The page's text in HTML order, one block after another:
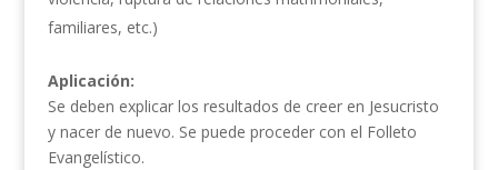
familiares, etc.)
Aplicación:
Se deben explicar los resultados de creer en Jesucristo
y nacer de nuevo. Se puede proceder con el Folleto
Evangelístico.